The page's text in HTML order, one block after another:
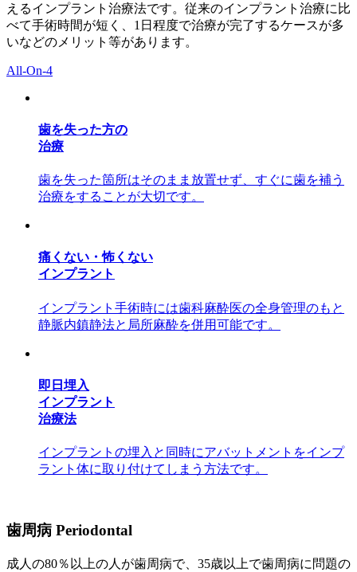
えるインプラント治療法です。従来のインプラント治療に比
べて手術時間が短く、1日程度で治療が完了するケースが多
いなどのメリット等があります。
All-On-4
歯を失った方の
治療
歯を失った箇所はそのまま放置せず、すぐに歯を補う
治療をすることが大切です。
痛くない・怖くない
インプラント
インプラント手術時には歯科麻酔医の全身管理のもと
静脈内鎮静法と局所麻酔を併用可能です。
即日埋入
インプラント
治療法
インプラントの埋入と同時にアバットメントをインプ
ラント体に取り付けてしまう方法です。
歯周病 Periodontal
成人の80％以上の人が歯周病で、35歳以上で歯周病に問題の